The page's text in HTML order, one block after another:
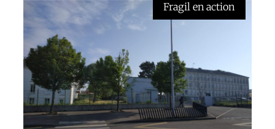
Fragil en action